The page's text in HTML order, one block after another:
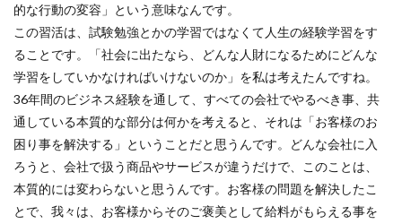
的な行動の変容」という意味なんです。
この習活は、試験勉強とかの学習ではなくて人生の経験学習をす
ることです。「社会に出たなら、どんな人財になるためにどんな
学習をしていかなければいけないのか」を私は考えたんですね。
36年間のビジネス経験を通して、すべての会社でやるべき事、共
通している本質的な部分は何かを考えると、それは「お客様のお
困り事を解決する」ということだと思うんです。どんな会社に入
ろうと、会社で扱う商品やサービスが違うだけで、このことは、
本質的には変わらないと思うんです。お客様の問題を解決したこ
とで、我々は、お客様からそのご褒美として給料がもらえる事を